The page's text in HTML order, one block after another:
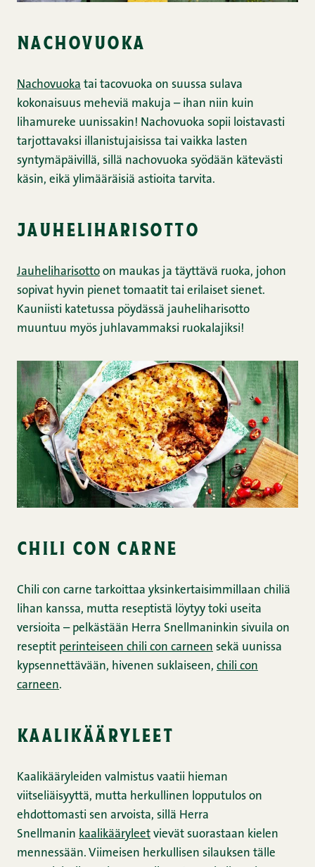
nachovuoka
Nachovuoka tai tacovuoka on suussa sulava
kokonaisuus meheviä makuja – ihan niin kuin
lihamureke uunissakin! Nachovuoka sopii loistavasti
tarjottavaksi illanistujaisissa tai vaikka lasten
syntymäpäivillä, sillä nachovuoka syödään kätevästi
käsin, eikä ylimääräisiä astioita tarvita.
jauheliharisotto
Jauheliharisotto on maukas ja täyttävä ruoka, johon
sopivat hyvin pienet tomaatit tai erilaiset sienet.
Kauniisti katetussa pöydässä jauheliharisotto
muuntuu myös juhlavammaksi ruokalajiksi!
chili con carne
Chili con carne tarkoittaa yksinkertaisimmillaan chiliä
lihan kanssa, mutta reseptistä löytyy toki useita
versioita – pelkästään Herra Snellmaninkin sivuila on
reseptit perinteiseen chili con carneen sekä uunissa
kypsennettävään, hivenen suklaiseen, chili con
carneen.
kaalikääryleet
Kaalikääryleiden valmistus vaatii hieman
viitseliäisyyttä, mutta herkullinen lopputulos on
ehdottomasti sen arvoista, sillä Herra
Snellmanin kaalikääryleet vievät suorastaan kielen
mennessään. Viimeisen herkullisen silauksen tälle